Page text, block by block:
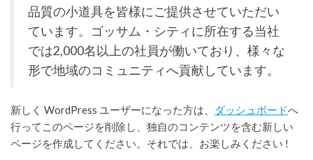
品質の小道具を皆様にご提供させていただい
ています。ゴッサム・シティに所在する当社
では2,000名以上の社員が働いており、様々な
形で地域のコミュニティへ貢献しています。
新しく WordPress ユーザーになった方は、 ダッシュボードへ
行ってこのページを削除し、独自のコンテンツを含む新しい
ページを作成してください。それでは、お楽しみください !